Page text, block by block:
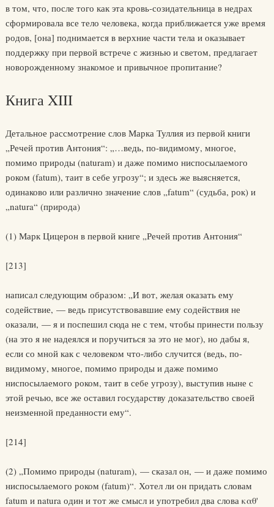
в том, что, после того как эта кровь-созидательница в недрах
сформировала все тело человека, когда приближается уже время
родов, [она] поднимается в верхние части тела и оказывает
поддержку при первой встрече с жизнью и светом, предлагает
новорожденному знакомое и привычное пропитание?
Книга XIII
Детальное рассмотрение слов Марка Туллия из первой книги
„Речей против Антония“: „…ведь, по-видимому, многое,
помимо природы (naturam) и даже помимо ниспосылаемого
роком (fatum), таит в себе угрозу“; и здесь же выясняется,
одинаково или различно значение слов „fatum“ (судьба, рок) и
„natura“ (природа)
(1) Марк Цицерон в первой книге „Речей против Антония“
[213]
написал следующим образом: „И вот, желая оказать ему
содействие, — ведь присутствовавшие ему содействия не
оказали, — я и поспешил сюда не с тем, чтобы принести пользу
(на это я не надеялся и поручиться за это не мог), но дабы я,
если со мной как с человеком что-либо случится (ведь, по-
видимому, многое, помимо природы и даже помимо
ниспосылаемого роком, таит в себе угрозу), выступив ныне с
этой речью, все же оставил государству доказательство своей
неизменной преданности ему“.
[214]
(2) „Помимо природы (naturam), — сказал он, — и даже помимо
ниспосылаемого роком (fatum)“. Хотел ли он придать словам
fatum и natura один и тот же смысл и употребил два слова καθ'